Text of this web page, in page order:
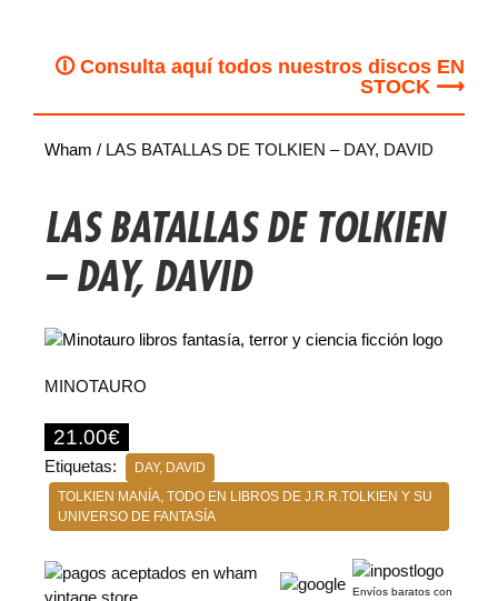
🛈 Consulta aquí todos nuestros discos EN
STOCK ⟶
Wham / LAS BATALLAS DE TOLKIEN – DAY, DAVID
LAS BATALLAS DE TOLKIEN
– DAY, DAVID
MINOTAURO
21.00€
Etiquetas:
DAY, DAVID
TOLKIEN MANÍA, TODO EN LIBROS DE J.R.R.TOLKIEN Y SU
UNIVERSO DE FANTASÍA
Envíos baratos con